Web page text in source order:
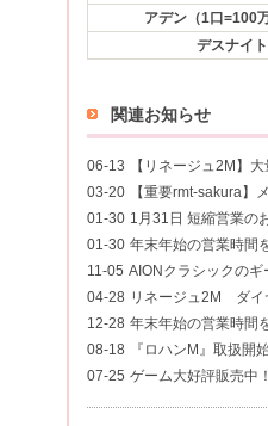
アデン（1口=100
デスナイト
関連お知らせ
06-13
【リネージュ2M】
03-20
【重要rmt-sakura】
01-30 1月31日 短縮営業の
01-30 年末年始の営業時間
11-05 AIONクラシックのギ
04-28 リネージュ2M ダイ
12-28 年末年始の営業時間
08-18
『ロハンM』取扱開
07-25 ゲーム大好評販売中